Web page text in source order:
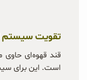
تقویت سیستم
قند قهوه‌ای حاوی
است. این برای